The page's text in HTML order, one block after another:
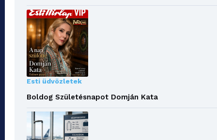
Esti üdvözletek
Boldog Születésnapot Domján Kata